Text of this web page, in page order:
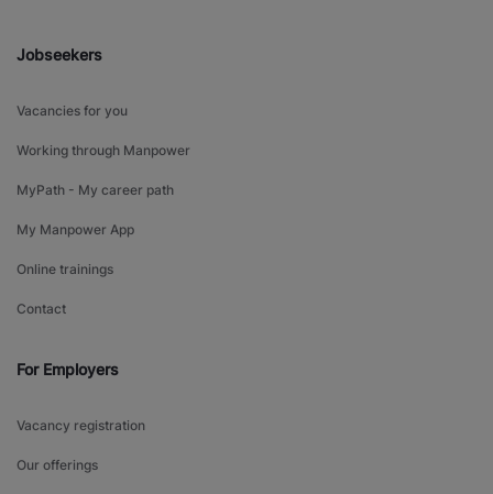
Jobseekers
Vacancies for you
Working through Manpower
MyPath - My career path
My Manpower App
Online trainings
Contact
For Employers
Vacancy registration
Our offerings